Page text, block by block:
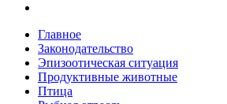
Главное
Законодательство
Эпизоотическая ситуация
Продуктивные животные
Птица